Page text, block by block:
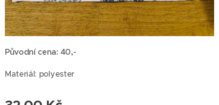
Původní cena: 40,-
Materiál: polyester